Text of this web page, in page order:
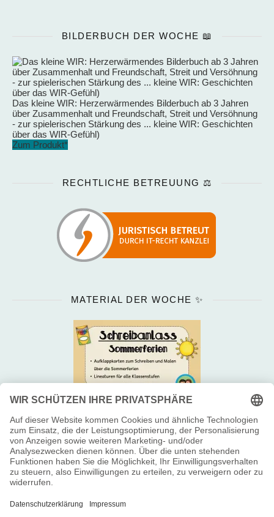
BILDERBUCH DER WOCHE 📖
Das kleine WIR: Herzerwärmendes Bilderbuch ab 3 Jahren
über Zusammenhalt und Freundschaft, Streit und Versöhnung
- zur spielerischen Stärkung des ... kleine WIR: Geschichten
über das WIR-Gefühl)
Zum Produkt*
RECHTLICHE BETREUUNG ⚖️
MATERIAL DER WOCHE ✨